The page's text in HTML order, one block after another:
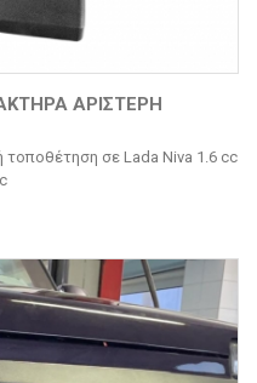
ΑΡΙΣΤΕΡΉ
σε Lada Niva 1.6 cc